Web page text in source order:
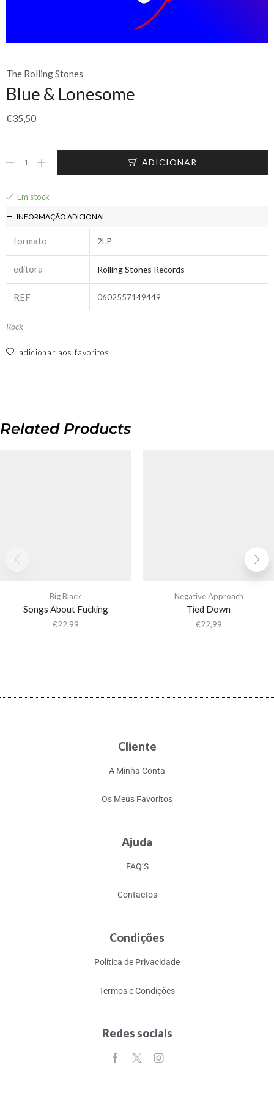
The Rolling Stones
Blue & Lonesome
€35,50
ADICIONAR
Em stock
INFORMAÇÃO ADICIONAL
formato 2LP
editora Rolling Stones Records
REF 0602557149449
Rock
adicionar aos favoritos
Related Products
Big Black
Songs About Fucking
€22,99
Negative Approach
Tied Down
€22,99
Cliente
A Minha Conta
Os Meus Favoritos
Ajuda
FAQ’S
Contactos
Condições
Política de Privacidade
Termos e Condições
Redes sociais